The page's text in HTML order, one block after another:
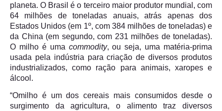
planeta. O Brasil é o terceiro maior produtor mundial, com
64 milhões de toneladas anuais, atrás apenas dos
Estados Unidos (em 1º, com 384 milhões de toneladas) e
da China (em segundo, com 231 milhões de toneladas).
O milho é uma commodity, ou seja, uma matéria-prima
usada pela indústria para criação de diversos produtos
industrializados, como ração para animais, xaropes e
álcool.
“Omilho é um dos cereais mais consumidos desde o
surgimento da agricultura, o alimento traz diversos